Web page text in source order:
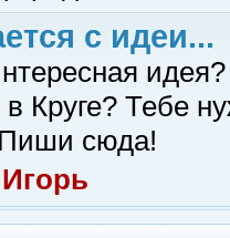
с идеи...
в Круге? Тебе
Пиши сюда!
Игорь